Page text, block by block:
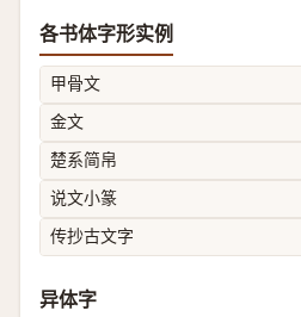
各书体字形实例
甲骨文
金文
楚系简帛
说文小篆
传抄古文字
异体字